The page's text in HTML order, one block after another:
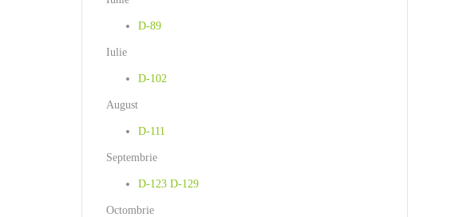
D-89
Iulie
D-102
August
D-111
Septembrie
D-123 D-129
Octombrie